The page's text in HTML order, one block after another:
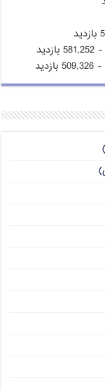
- 581,252 بازدید
- 509,326 بازدید